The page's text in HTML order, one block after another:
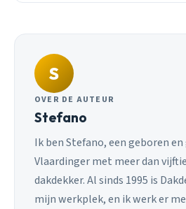
S
OVER DE AUTEUR
Stefano
Ik ben Stefano, een geboren
Vlaardinger met meer dan
dakdekker. Al sinds 1995 is
mijn werkplek, en ik werk er